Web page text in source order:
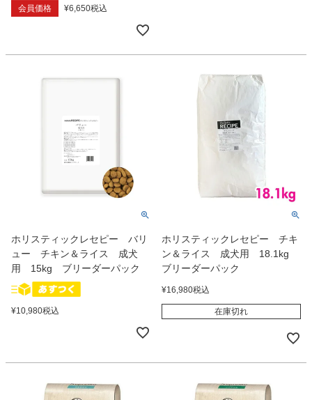
会員価格
¥6,650税込
ホリスティックレセピー バリ
ュー チキン＆ライス 成犬
用 15kg ブリーダーパック
¥10,980税込
ホリスティックレセピー チキ
ン＆ライス 成犬用 18.1kg
ブリーダーパック
¥16,980税込
在庫切れ